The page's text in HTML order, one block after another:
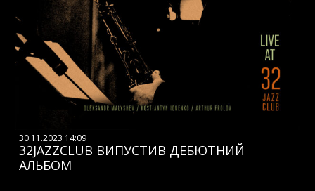
30.11.2023 14:09
32JAZZCLUB ВИПУСТИВ ДЕБЮТНИЙ
АЛЬБОМ